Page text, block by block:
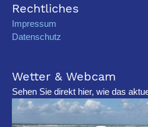
Rechtliches
Impressum
Datenschutz
Wetter & Webcam
Sehen Sie direkt hier, wie das